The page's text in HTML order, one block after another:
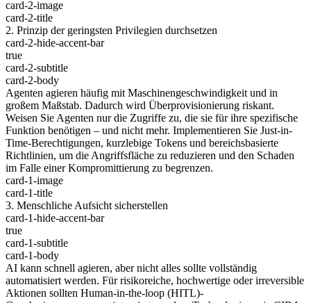
card-2-image
card-2-title
2. Prinzip der geringsten Privilegien durchsetzen
card-2-hide-accent-bar
true
card-2-subtitle
card-2-body
Agenten agieren häufig mit Maschinengeschwindigkeit und in
großem Maßstab. Dadurch wird Überprovisionierung riskant.
Weisen Sie Agenten nur die Zugriffe zu, die sie für ihre spezifische
Funktion benötigen – und nicht mehr. Implementieren Sie Just-in-
Time-Berechtigungen, kurzlebige Tokens und bereichsbasierte
Richtlinien, um die Angriffsfläche zu reduzieren und den Schaden
im Falle einer Kompromittierung zu begrenzen.
card-1-image
card-1-title
3. Menschliche Aufsicht sicherstellen
card-1-hide-accent-bar
true
card-1-subtitle
card-1-body
AI kann schnell agieren, aber nicht alles sollte vollständig
automatisiert werden. Für risikoreiche, hochwertige oder irreversible
Aktionen sollten Human-in-the-loop (HITL)-